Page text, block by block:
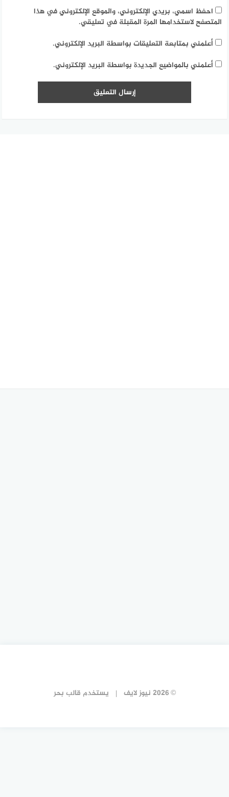
احفظ اسمي، بريدي الإلكتروني، والموقع الإلكتروني في هذا
المتصفح لاستخدامها المرة المقبلة في تعليقي.
أعلمني بمتابعة التعليقات بواسطة البريد الإلكتروني.
أعلمني بالمواضيع الجديدة بواسطة البريد الإلكتروني.
© 2026 نيوز لايف يستخدم قالب بحر